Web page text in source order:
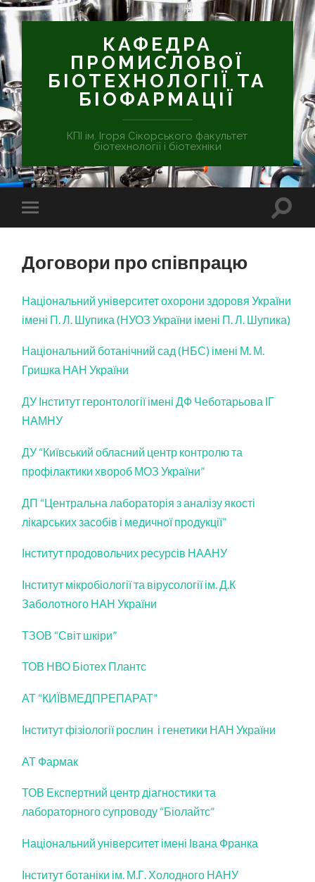
КАФЕДРА
ПРОМИСЛОВОЇ
БІОТЕХНОЛОГІЇ ТА
БІОФАРМАЦІЇ
КПІ ім. Ігоря Сікорського факультет
біотехнології і біотехніки
Договори про співпрацю
Національний університет охорони здоровя України
імені П. Л. Шупика (НУОЗ України імені П. Л. Шупика)
Національний ботанічний сад (НБС) імені М. М.
Гришка НАН України
ДУ Інститут геронтології імені ДФ Чеботарьова ІГ
НАМНУ
ДУ “Київський обласний центр контролю та
профілактики хвороб МОЗ України”
ДП “Центральна лабораторія з аналізу якості
лікарських засобів і медичної продукції”
Інститут продовольчих ресурсів НААНУ
Інститут мікробіології та вірусології ім. Д.К
Заболотного НАН України
ТЗОВ “Світ шкіри”
ТОВ НВО Біотех Плантс
АТ “КИЇВМЕДПРЕПАРАТ”
Інститут фізіології рослин і генетики НАН України
АТ Фармак
ТОВ Експертний центр діагностики та
лабораторного супроводу “Біолайтс”
Національний університет імені Івана Франка
Інститут ботаніки ім. М.Г. Холодного НАНУ